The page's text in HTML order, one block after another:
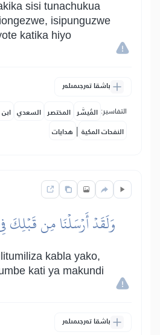
sisi tunachukua
isipunguzwe
katika hiyo
باشقا تەرجىمىلەر
التفاسير: المُيسَّر المختصر السعدي
النفحات المكية | هدايات
وَلَقَدۡ أَرۡسَلۡنَا مِن قَبۡلِكَ
kabla yako,
kati ya makundi
باشقا تەرجىمىلەر